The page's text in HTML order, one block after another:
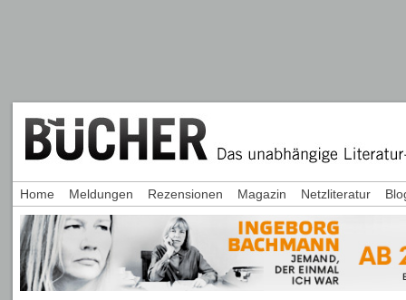
Home Meldungen Rezensionen Magazin Netzliteratur